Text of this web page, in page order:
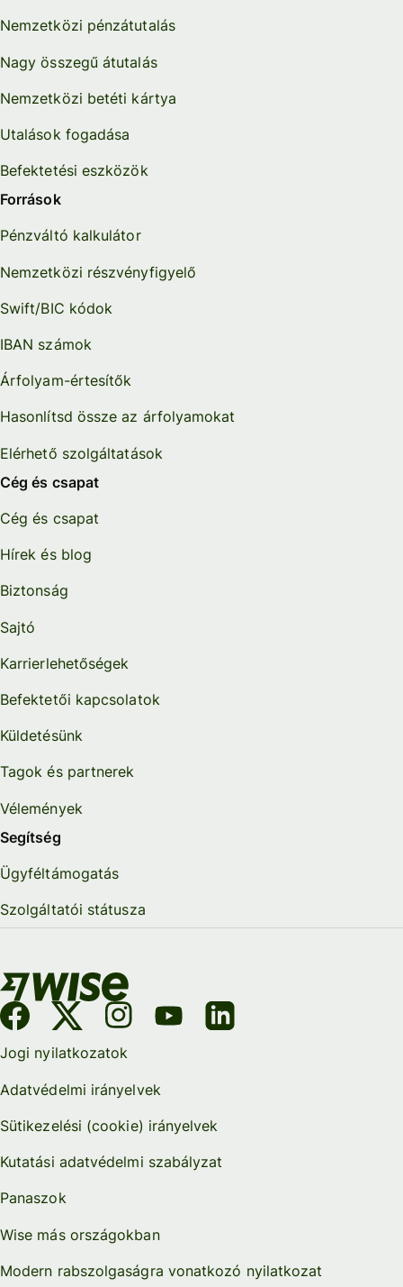
Nemzetközi pénzátutalás
Nagy összegű átutalás
Nemzetközi betéti kártya
Utalások fogadása
Befektetési eszközök
Források
Pénzváltó kalkulátor
Nemzetközi részvényfigyelő
Swift/BIC kódok
IBAN számok
Árfolyam-értesítők
Hasonlítsd össze az árfolyamokat
Elérhető szolgáltatások
Cég és csapat
Cég és csapat
Hírek és blog
Biztonság
Sajtó
Karrierlehetőségek
Befektetői kapcsolatok
Küldetésünk
Tagok és partnerek
Vélemények
Segítség
Ügyféltámogatás
Szolgáltatói státusza
Jogi nyilatkozatok
Adatvédelmi irányelvek
Sütikezelési (cookie) irányelvek
Kutatási adatvédelmi szabályzat
Panaszok
Wise más országokban
Modern rabszolgaságra vonatkozó nyilatkozat